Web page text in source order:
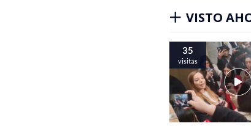
VISTO
35
visitas